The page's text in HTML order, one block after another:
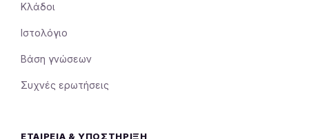
Κλάδοι
Ιστολόγιο
Βάση γνώσεων
Συχνές ερωτήσεις
ΕΤΑΙΡΕΊΑ & ΥΠΟΣΤΉΡΙΞΗ